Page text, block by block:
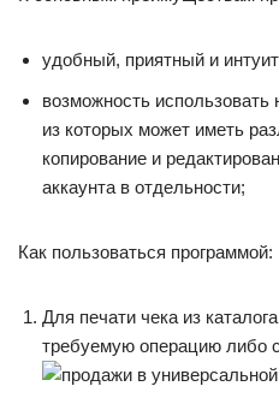
удобный, приятный и
возможность использовать
из которых может иметь
копирование и
аккаунта в отдельности;
Как пользоваться программой:
Для печати чека из
требуемую операцию либо